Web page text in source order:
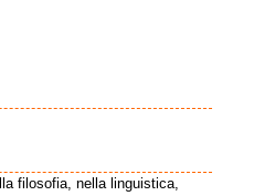
filosofia, nella linguistica,